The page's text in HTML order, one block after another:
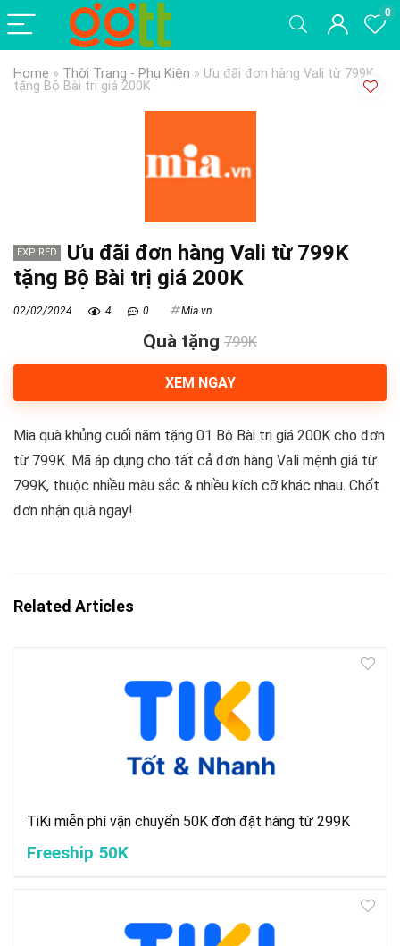
0
Home » Thời Trang - Phụ Kiện » Ưu đãi đơn hàng Vali từ 799K
tặng Bộ Bài trị giá 200K
EXPIRED
Ưu đãi đơn hàng Vali từ 799K
tặng Bộ Bài trị giá 200K
02/02/2024 4 0 Mia.vn
Quà tặng 799K
XEM NGAY
Mia quà khủng cuối năm tặng 01 Bộ Bài trị giá 200K cho đơn
từ 799K. Mã áp dụng cho tất cả đơn hàng Vali mệnh giá từ
799K, thuộc nhiều màu sắc & nhiều kích cỡ khác nhau. Chốt
đơn nhận quà ngay!
Related Articles
TiKi miễn phí vận chuyển 50K đơn đặt hàng từ 299K
Freeship 50K